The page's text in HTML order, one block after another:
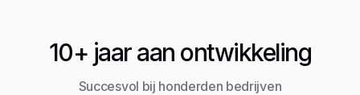
10+ jaar aan ontwikkeling
Succesvol bij honderden bedrijven